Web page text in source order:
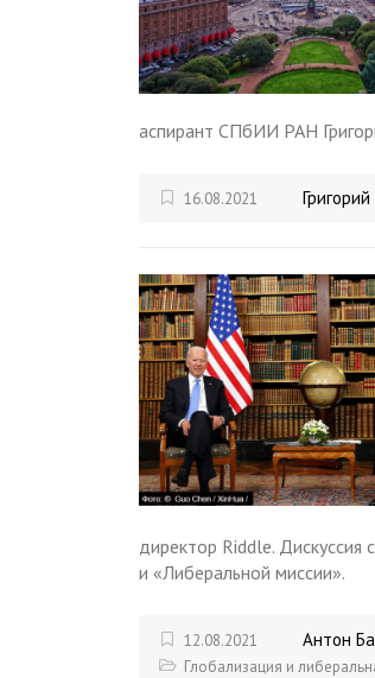
аспирант СПбИИ РАН
16.08.2021
директор Riddle. Дискуссия
и «Либеральной миссии».
12.08.2021 Антон
Глобализация и